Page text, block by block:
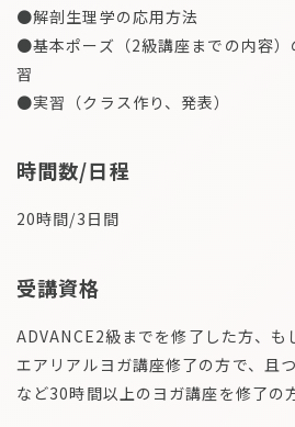
●解剖生理学の応用方法
●基本ポーズ（2級講座までの内容）
習
●実習（クラス作り、発表）
時間数/日程
20時間/3日間
受講資格
ADVANCE2級までを修了した方、も
エアリアルヨガ講座修了の方で、且
など30時間以上のヨガ講座を修了の